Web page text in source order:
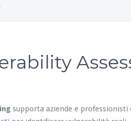
supporta aziende e